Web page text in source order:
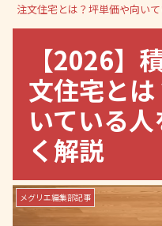
注文住宅とは？坪単価や向い
【2026】
文住宅と
いている
く解説
メグリエ編集部記事